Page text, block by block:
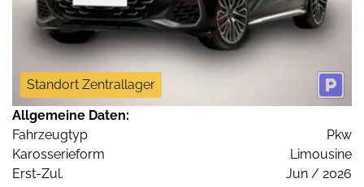
Standort Zentrallager
Allgemeine Daten:
Fahrzeugtyp
Pkw
Karosserieform
Limousine
Erst-Zul.
Jun / 2026